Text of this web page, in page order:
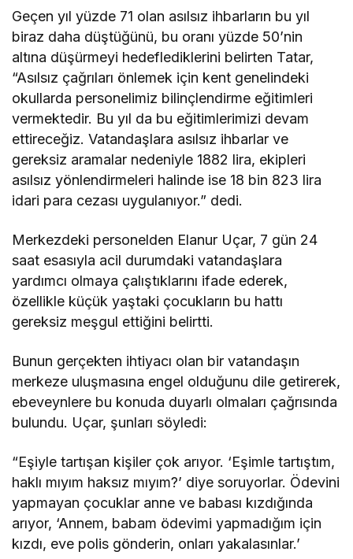
Geçen yıl yüzde 71 olan asılsız ihbarların bu yıl
biraz daha düştüğünü, bu oranı yüzde 50’nin
altına düşürmeyi hedeflediklerini belirten Tatar,
“Asılsız çağrıları önlemek için kent genelindeki
okullarda personelimiz bilinçlendirme eğitimleri
vermektedir. Bu yıl da bu eğitimlerimizi devam
ettireceğiz. Vatandaşlara asılsız ihbarlar ve
gereksiz aramalar nedeniyle 1882 lira, ekipleri
asılsız yönlendirmeleri halinde ise 18 bin 823 lira
idari para cezası uygulanıyor.” dedi.
Merkezdeki personelden Elanur Uçar, 7 gün 24
saat esasıyla acil durumdaki vatandaşlara
yardımcı olmaya çalıştıklarını ifade ederek,
özellikle küçük yaştaki çocukların bu hattı
gereksiz meşgul ettiğini belirtti.
Bunun gerçekten ihtiyacı olan bir vatandaşın
merkeze uluşmasına engel olduğunu dile getirerek,
ebeveynlere bu konuda duyarlı olmaları çağrısında
bulundu. Uçar, şunları söyledi:
“Eşiyle tartışan kişiler çok arıyor. ‘Eşimle tartıştım,
haklı mıyım haksız mıyım?’ diye soruyorlar. Ödevini
yapmayan çocuklar anne ve babası kızdığında
arıyor, ‘Annem, babam ödevimi yapmadığım için
kızdı, eve polis gönderin, onları yakalasınlar.’